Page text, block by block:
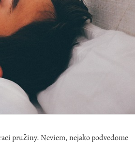
pružiny. Neviem, nejako podvedome